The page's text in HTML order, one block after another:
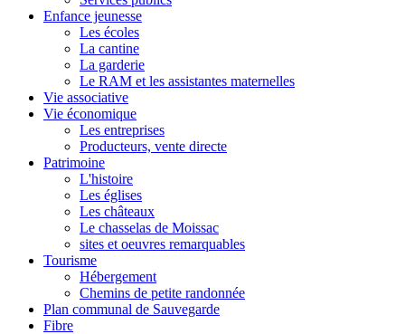
Enfance jeunesse
Les écoles
La cantine
La garderie
Le RAM et les assistantes maternelles
Vie associative
Vie économique
Les entreprises
Producteurs, vente directe
Patrimoine
L'histoire
Les églises
Les châteaux
Le chasselas de Moissac
sites et oeuvres remarquables
Tourisme
Hébergement
Chemins de petite randonnée
Plan communal de Sauvegarde
Fibre